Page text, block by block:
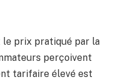
le prix pratiqué par la
perçoivent
tarifaire élevé est